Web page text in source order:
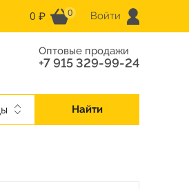
0 ₽ 0 Войти
Оптовые продажи
+7 915 329-99-24
Найти